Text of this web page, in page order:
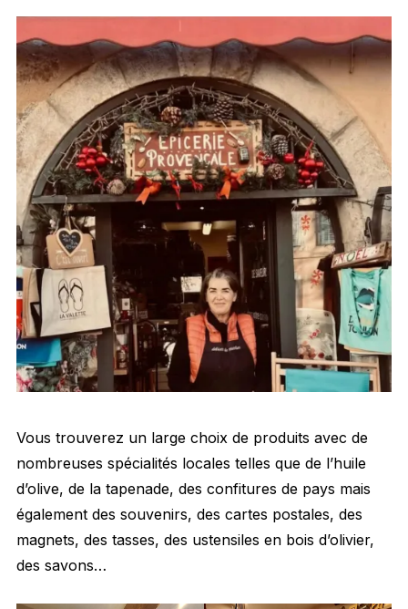
Vous trouverez un large choix de produits avec de
nombreuses spécialités locales telles que de l’huile
d’olive, de la tapenade, des confitures de pays mais
également des souvenirs, des cartes postales, des
magnets, des tasses, des ustensiles en bois d’olivier,
des savons…